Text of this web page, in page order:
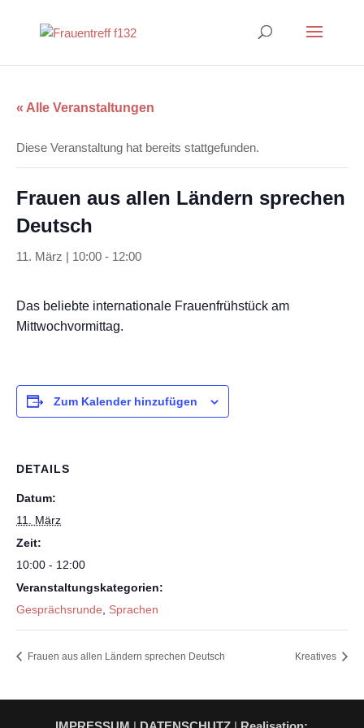
« Alle Veranstaltungen
Diese Veranstaltung hat bereits stattgefunden.
Frauen aus allen Ländern sprechen
Deutsch
11. März | 10:00 - 12:00
Das beliebte internationale Frauenfrühstück am
Mittwochvormittag.
Zum Kalender hinzufügen
DETAILS
Datum:
11. März
Zeit:
10:00 - 12:00
Veranstaltungskategorien:
Gesprächsrunde
Sprachen
Frauen aus allen Ländern sprechen Deutsch Kreatives